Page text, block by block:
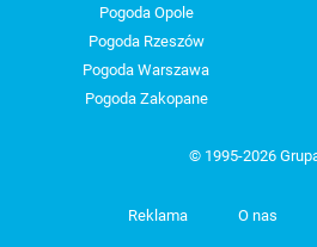
Pogoda Opole
Pogoda Rzeszów
Pogoda Warszawa
Pogoda Zakopane
© 1995-2026
Reklama O nas